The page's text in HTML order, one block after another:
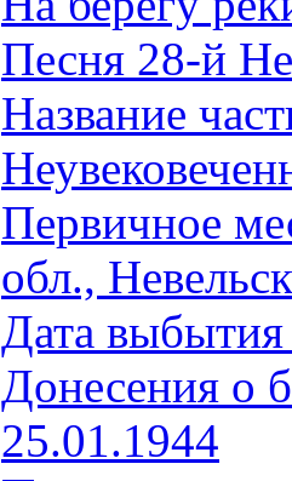
Песня 28-й
Название
Первичное
обл.,
Дата
Донесения о
25.01.1944